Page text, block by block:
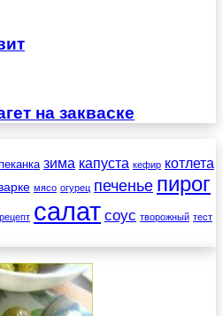
на закваске
зима капуста кефир котлета
мясо огурец печенье пирог
рецепт салат соус творожный тест